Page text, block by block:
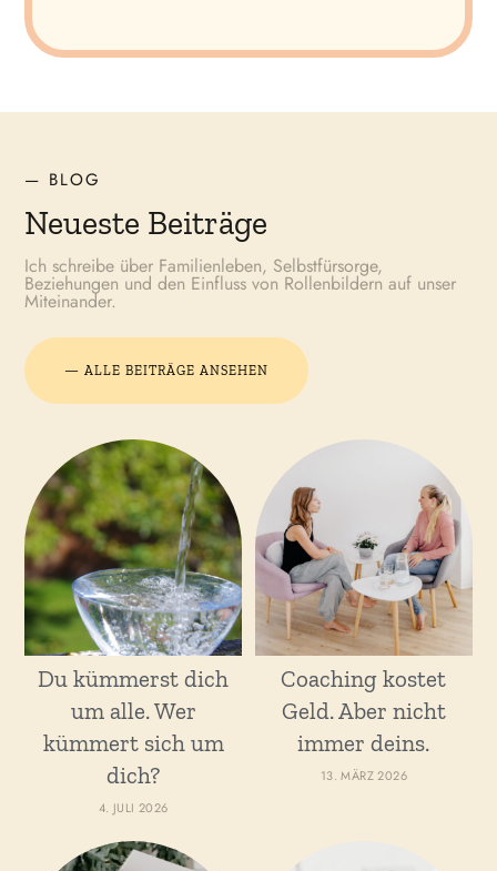
— BLOG
Neueste Beiträge
Ich schreibe über Familienleben, Selbstfürsorge,
Beziehungen und den Einfluss von Rollenbildern auf unser
Miteinander.
— ALLE BEITRÄGE ANSEHEN
Du kümmerst dich
um alle. Wer
kümmert sich um
dich?
4. JULI 2026
Coaching kostet
Geld. Aber nicht
immer deins.
13. MÄRZ 2026